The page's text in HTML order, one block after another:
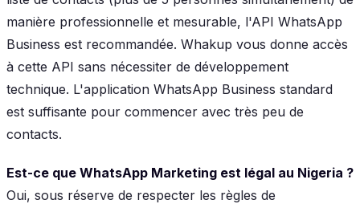
manière professionnelle et mesurable, l'API WhatsApp
Business est recommandée. Whakup vous donne accès
à cette API sans nécessiter de développement
technique. L'application WhatsApp Business standard
est suffisante pour commencer avec très peu de
contacts.
Est-ce que WhatsApp Marketing est légal au Nigeria ?
Oui, sous réserve de respecter les règles de